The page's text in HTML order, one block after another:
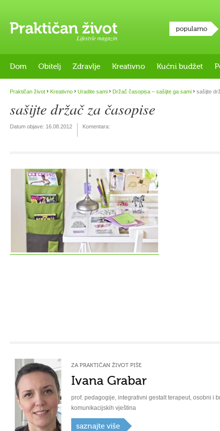
Lifestyle magazin
popularno
Dom Obitelj Zdravlje Kreativno Kućni budžet
Praktičan život › Kreativno › Uradite sami › Držač časopisa – sašijte ga sami › sašijte
sašijte držač za časopise
Datum objave: 16.08.2012 Komentara:
ZA PRAKTIČAN ŽIVOT PIŠE
Ivana Grabar
prof. pedagogije, integrativni gestalt terapeut, osobni i
komunikacijskih vještina
saznajte više